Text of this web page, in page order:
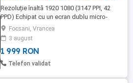
Rezoluție înaltă 1920 1080 (3147 PPI, 42
PPD) Echipat cu un ecran dublu micro-
OLED 2K, GOOVIS G3X oferă o rezoluție
Full HD de 1920 1080, cu o densitate de
3147 pixeli pe inch și 42 pixeli pe grad de
vedere. Rezultatul: o experiență de
vizualizare extrem de clară, imersivă și
Focsani, Vrancea
3 august
1 999 RON
Telefon validat